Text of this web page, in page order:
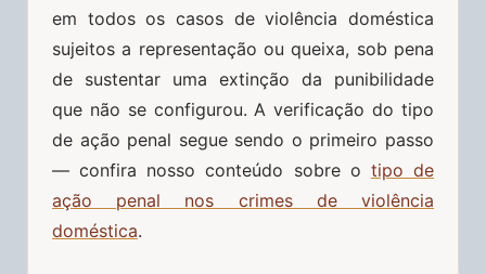
em todos os casos de violência doméstica
sujeitos a representação ou queixa, sob pena
de sustentar uma extinção da punibilidade
que não se configurou. A verificação do tipo
de ação penal segue sendo o primeiro passo
— confira nosso conteúdo sobre o tipo de
ação penal nos crimes de violência
doméstica.